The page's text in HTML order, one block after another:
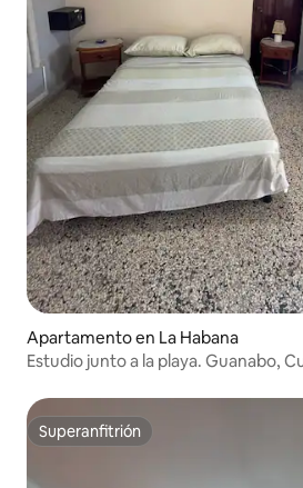
Apartamento en La Habana
Estudio junto a la playa. Guanabo,
Superanfitrión
Superanfitrión